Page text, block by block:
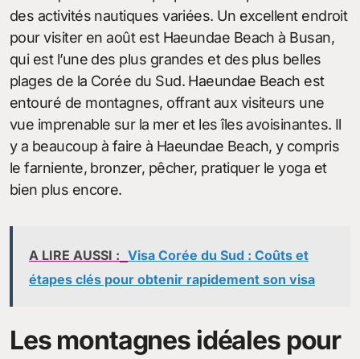
des activités nautiques variées. Un excellent endroit
pour visiter en août est Haeundae Beach à Busan,
qui est l’une des plus grandes et des plus belles
plages de la Corée du Sud. Haeundae Beach est
entouré de montagnes, offrant aux visiteurs une
vue imprenable sur la mer et les îles avoisinantes. Il
y a beaucoup à faire à Haeundae Beach, y compris
le farniente, bronzer, pêcher, pratiquer le yoga et
bien plus encore.
A LIRE AUSSI : Visa Corée du Sud : Coûts et
étapes clés pour obtenir rapidement son visa
Les montagnes idéales pour